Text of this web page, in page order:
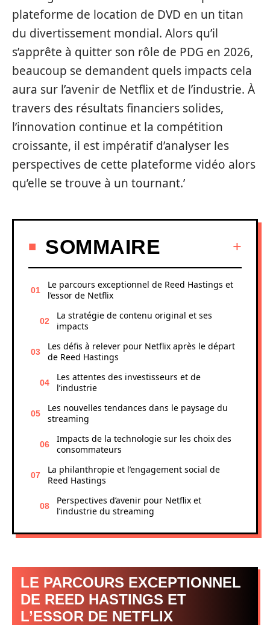
plateforme de location de DVD en un titan
du divertissement mondial. Alors qu’il
s’apprête à quitter son rôle de PDG en 2026,
beaucoup se demandent quels impacts cela
aura sur l’avenir de Netflix et de l’industrie. À
travers des résultats financiers solides,
l’innovation continue et la compétition
croissante, il est impératif d’analyser les
perspectives de cette plateforme vidéo alors
qu’elle se trouve à un tournant.’
SOMMAIRE
Le parcours exceptionnel de Reed Hastings et
l’essor de Netflix
La stratégie de contenu original et ses
impacts
Les défis à relever pour Netflix après le départ
de Reed Hastings
Les attentes des investisseurs et de
l’industrie
Les nouvelles tendances dans le paysage du
streaming
Impacts de la technologie sur les choix des
consommateurs
La philanthropie et l’engagement social de
Reed Hastings
Perspectives d’avenir pour Netflix et
l’industrie du streaming
LE PARCOURS EXCEPTIONNEL
DE REED HASTINGS ET
L’ESSOR DE NETFLIX